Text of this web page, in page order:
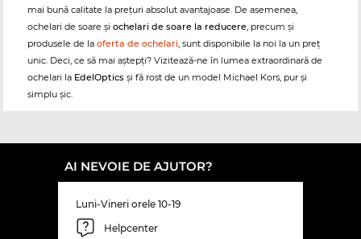
mai bună calitate la prețuri absolut avantajoase. De asemenea,
ochelari de soare și ochelari de soare la reducere, precum și
produsele de la oferta de ochelari, sunt disponibile la noi la un preț
unic. Deci, ce să mai aștepți? Vizitează-ne în lumea extraordinară de
ochelari la EdelOptics și fă rost de un model Michael Kors, pur și
simplu șic.
AI NEVOIE DE AJUTOR?
Luni-Vineri orele 10-19
Helpcenter